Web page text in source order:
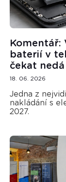
Komentář:
baterií v
čekat nedá
18. 06. 2026
Jedna z
nakládání s
2027.